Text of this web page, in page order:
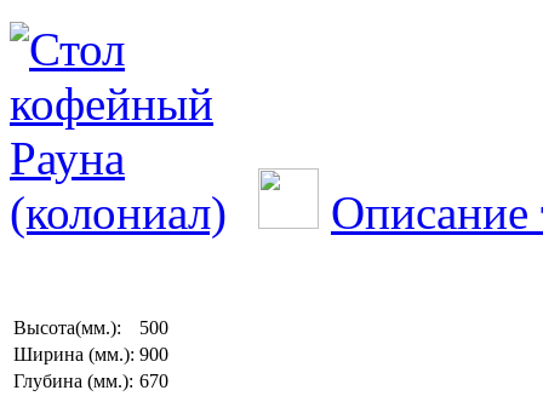
Описание
Высота(мм.):
500
Ширина (мм.): 900
Глубина (мм.): 670